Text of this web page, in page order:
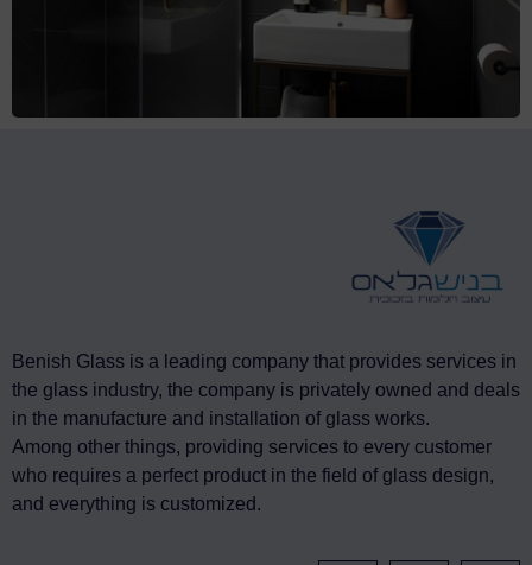
Benish Glass is a leading company that provides services in
the glass industry, the company is privately owned and deals
in the manufacture and installation of glass works.
Among other things, providing services to every customer
who requires a perfect product in the field of glass design,
and everything is customized.